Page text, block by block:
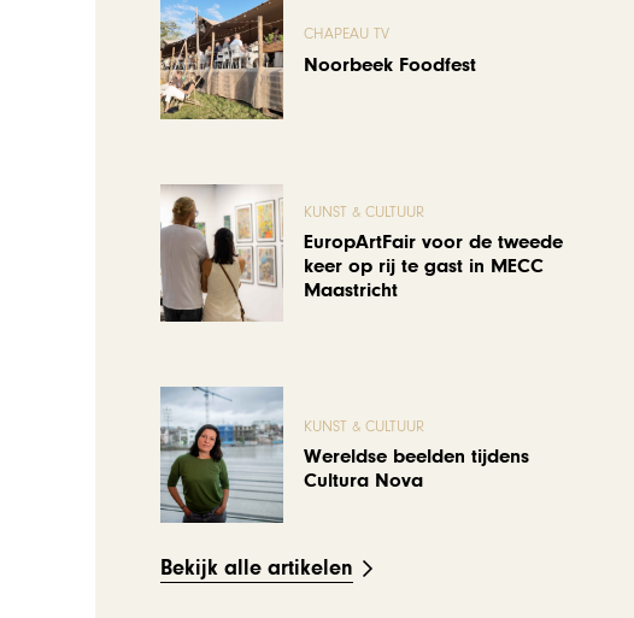
CHAPEAU TV
Noorbeek Foodfest
KUNST & CULTUUR
EuropArtFair voor de tweede
keer op rij te gast in MECC
Maastricht
KUNST & CULTUUR
Wereldse beelden tijdens
Cultura Nova
Bekijk alle artikelen